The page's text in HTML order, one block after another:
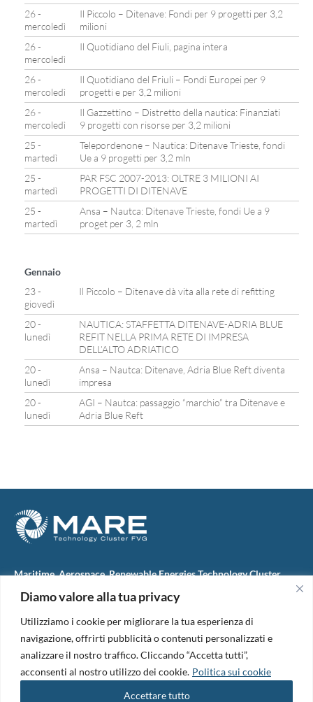
Diamo valore alla tua privacy
Utilizziamo i cookie per migliorare la tua esperienza di
navigazione, offrirti pubblicità o contenuti personalizzati e
analizzare il nostro traffico. Cliccando “Accetta tutti”,
acconsenti al nostro utilizzo dei cookie. Politica sui cookie
Accettare tutto
26 -
mercoledì
Il Piccolo – Ditenave: Fondi per 9 progetti per 3,2
milioni
26 -
mercoledì
Il Quotidiano del Fiuli, pagina intera
26 -
mercoledì
Il Quotidiano del Friuli – Fondi Europei per 9
progetti e per 3,2 milioni
26 -
mercoledì
Il Gazzettino – Distretto della nautica: Finanziati
9 progetti con risorse per 3,2 milioni
25 -
martedì
Telepordenone – Nautica: Ditenave Trieste, fondi
Ue a 9 progetti per 3,2 mln
25 -
martedì
PAR FSC 2007-2013: OLTRE 3 MILIONI AI
PROGETTI DI DITENAVE
25 -
martedì
Ansa – Nautca: Ditenave Trieste, fondi Ue a 9
proget per 3, 2 mln
Gennaio
23 -
giovedì
Il Piccolo – Ditenave dà vita alla rete di refitting
20 -
lunedì
NAUTICA: STAFFETTA DITENAVE-ADRIA BLUE
REFIT NELLA PRIMA RETE DI IMPRESA
DELL’ALTO ADRIATICO
20 -
lunedì
Ansa – Nautca: Ditenave, Adria Blue Reft diventa
impresa
20 -
lunedì
AGI – Nautca: passaggio “marchio” tra Ditenave e
Adria Blue Reft
Maritime, Aerospace, Renewable Energies Technology Cluster
M.A.R.E. TC FVG S.c.ar.l.
34074 Monfalcone (Italy)
tel. +39 0481 723440
Codice Fiscale e Partita Iva: 01138620313
PEC:marefvg@legalmail.it
Codice univoco per i pagamenti: M5UXCR1